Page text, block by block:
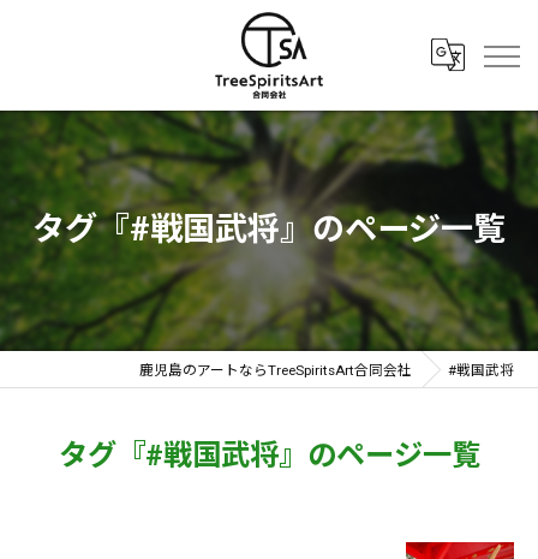
タグ『#戦国武将』のページ一覧
鹿児島のアートならTreeSpiritsArt合同会社 #戦国武将
タグ『#戦国武将』のページ一覧